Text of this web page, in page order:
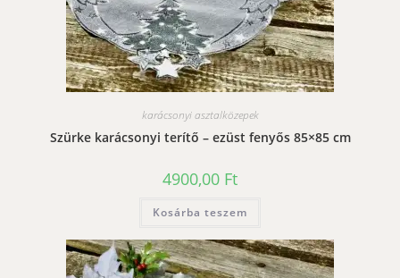
karácsonyi asztalközepek
Szürke karácsonyi terítő – ezüst fenyős 85×85 cm
4900,00 Ft
Kosárba teszem